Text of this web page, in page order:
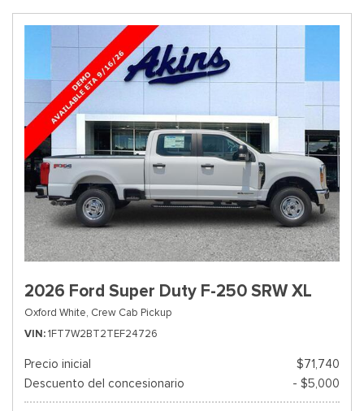
2026 Ford Super Duty F-250 SRW XL
Oxford White, Crew Cab Pickup
VIN 1FT7W2BT2TEF24726
Precio inicial
$71,740
Descuento del concesionario
- $5,000